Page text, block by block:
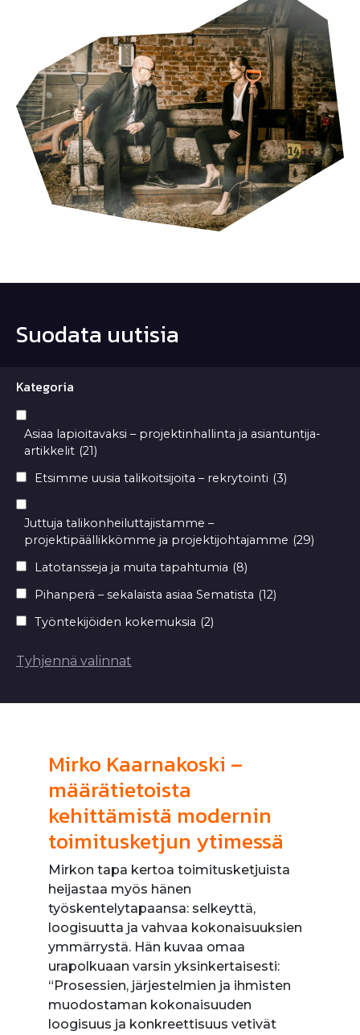
Suodata uutisia
Kategoria
Asiaa lapioitavaksi – projektinhallinta ja asiantuntija-
artikkelit (21)
Etsimme uusia talikoitsijoita – rekrytointi (3)
Juttuja talikonheiluttajistamme –
projektipäällikkömme ja projektijohtajamme (29)
Latotansseja ja muita tapahtumia (8)
Pihanperä – sekalaista asiaa Sematista (12)
Työntekijöiden kokemuksia (2)
Tyhjennä valinnat
Mirko Kaarnakoski –
määrätietoista
kehittämistä modernin
toimitusketjun ytimessä
Mirkon tapa kertoa toimitusketjuista
heijastaa myös hänen
työskentelytapaansa: selkeyttä,
loogisuutta ja vahvaa kokonaisuuksien
ymmärrystä. Hän kuvaa omaa
urapolkuaan varsin yksinkertaisesti:
“Prosessien, järjestelmien ja ihmisten
muodostaman kokonaisuuden
loogisuus ja konkreettisuus vetivät